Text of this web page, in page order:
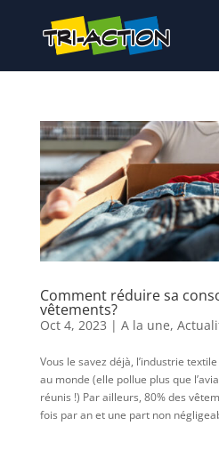
Comment réduire sa
vêtements?
Oct 4, 2023 | A la une,
Vous le savez déjà, l’industrie
au monde (elle pollue plus que
réunis !) Par ailleurs, 80% des
fois par an et une part non